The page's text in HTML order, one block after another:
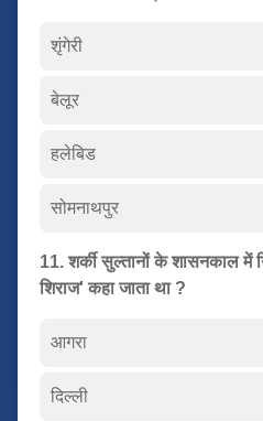
शृंगेरी
बेलूर
हलेबिड
सोमनाथपुर
11. शर्की सुल्तानों के शासनकाल में
शिराज' कहा जाता था ?
आगरा
दिल्ली